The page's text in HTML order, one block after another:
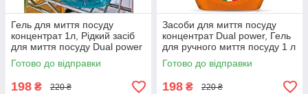
Гель для миття посуду
концентрат 1л, Рідкий засіб
для миття посуду Dual power
Готово до відправки
198 ₴ 220 ₴
Засоби для миття посуду
концентрат Dual power, Гель
для ручного миття посуду 1 л
Готово до відправки
198 ₴ 220 ₴